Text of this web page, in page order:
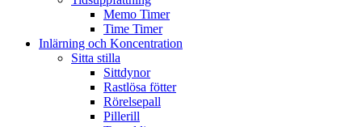
Memo Timer
Time Timer
Inlärning och Koncentration
Sitta stilla
Sittdynor
Rastlösa fötter
Rörelsepall
Pillerill